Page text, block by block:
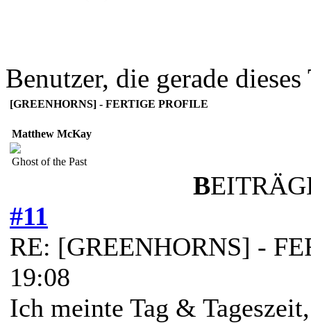
Benutzer, die gerade
[GREENHORNS] - FERTIGE PROFILE
Matthew McKay
Ghost of the Past
B
#11
RE: [GREENHORNS] -
19:08
Ich meinte Tag &